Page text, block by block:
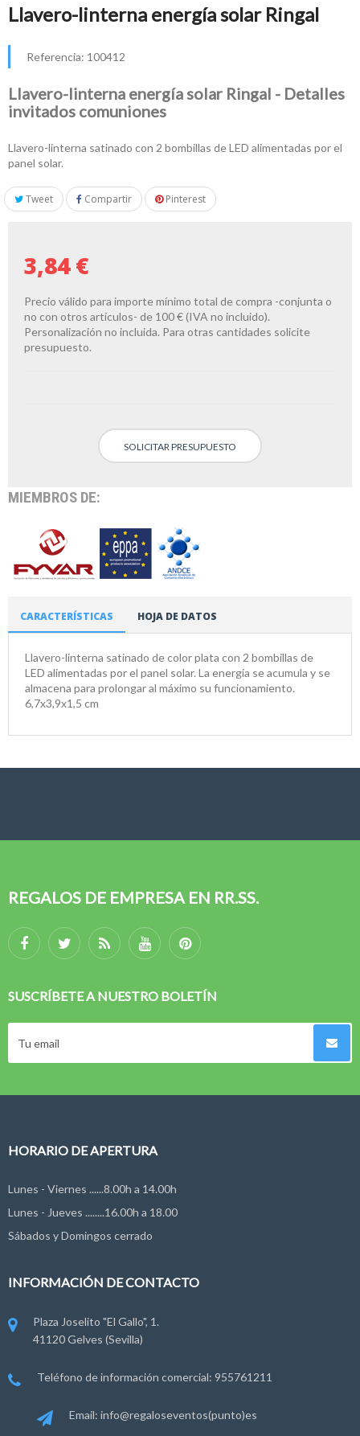
Llavero-linterna energía solar Ringal
Referencia: 100412
Llavero-linterna energía solar Ringal - Detalles
invitados comuniones
Llavero-linterna satinado con 2 bombillas de LED alimentadas por el
panel solar.
Tweet Compartir Pinterest
3,84 €
Precio válido para importe mínimo total de compra -conjunta o
no con otros artículos- de 100 € (IVA no incluido).
Personalización no incluida. Para otras cantidades solicite
presupuesto.
SOLICITAR PRESUPUESTO
MIEMBROS DE:
CARACTERÍSTICAS HOJA DE DATOS
Llavero-linterna satinado de color plata con 2 bombillas de
LED alimentadas por el panel solar. La energía se acumula y se
almacena para prolongar al máximo su funcionamiento.
6,7x3,9x1,5 cm
REGALOS DE EMPRESA EN RR.SS.
SUSCRÍBETE A NUESTRO BOLETÍN
HORARIO DE APERTURA
Lunes - Viernes ......8.00h a 14.00h
Lunes - Jueves ........16.00h a 18.00
Sábados y Domingos cerrado
INFORMACIÓN DE CONTACTO
Plaza Joselito "El Gallo", 1.
41120 Gelves (Sevilla)
Teléfono de información comercial: 955761211
Email: info@regaloseventos(punto)es